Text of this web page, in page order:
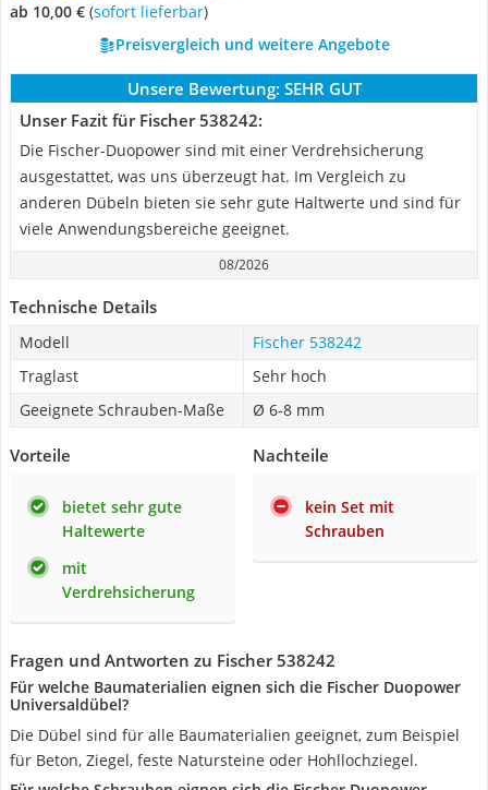
ab 10,00 € ( Sofort lieferbar)
Preisvergleich und weitere Angebote
Unsere Bewertung: SEHR GUT
Unser Fazit für Fischer 538242:
Die Fischer-Duopower sind mit einer Verdrehsicherung
ausgestattet, was uns überzeugt hat. Im Vergleich zu
anderen Dübeln bieten sie sehr gute Haltwerte und sind für
viele Anwendungsbereiche geeignet.
08/2026
Technische Details
Modell
Fischer 538242
Traglast
Sehr hoch
Geeignete Schrauben-Maße
Ø 6-8 mm
Vorteile
bietet sehr gute
Haltewerte
mit
Verdrehsicherung
Nachteile
kein Set mit
Schrauben
Fragen und Antworten zu Fischer 538242
Für welche Baumaterialien eignen sich die Fischer Duopower
Universaldübel?
Die Dübel sind für alle Baumaterialien geeignet, zum Beispiel
für Beton, Ziegel, feste Natursteine oder Hohllochziegel.